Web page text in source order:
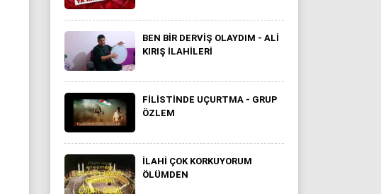
BEN BIR DERVIŞ OLAYDIM - ALI
KIRIŞ ILAHILERI
FILISTINDE UÇURTMA - GRUP
ÖZLEM
ILAHI ÇOK KORKUYORUM
ÖLÜMDEN